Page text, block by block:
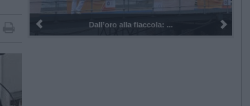
I 100 anni del Corpo Musicale di